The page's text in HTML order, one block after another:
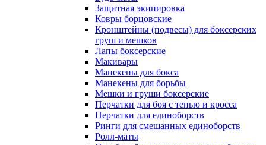
Защитная экипировка
Ковры борцовские
Кронштейны (подвесы) для боксерских
груш и мешков
Лапы боксерские
Макивары
Манекены для бокса
Манекены для борьбы
Мешки и груши боксерские
Перчатки для боя с тенью и кросса
Перчатки для единоборств
Ринги для смешанных единоборств
Ролл-маты